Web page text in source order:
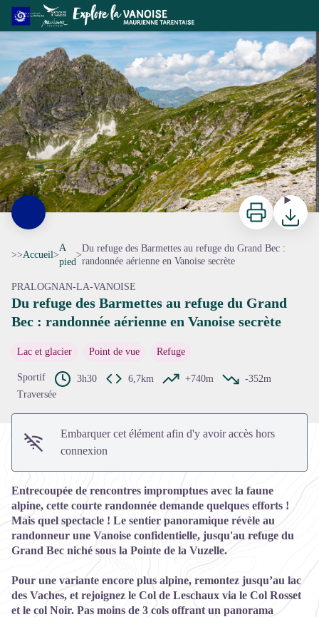
Vue vers le refuge du Grand Bec - Céline RUTTEN
Voir l'image en plein écran
Imprimer
>>Accueil>
A
pied
>
Du refuge des Barmettes au refuge du Grand Bec :
randonnée aérienne en Vanoise secrète
PRALOGNAN-LA-VANOISE
Du refuge des Barmettes au refuge du Grand
Bec : randonnée aérienne en Vanoise secrète
Lac et glacier Point de vue Refuge
Sportif 3h30 6,7km +740m
-352m
Traversée
Embarquer cet élément afin d'y avoir accès hors
connexion
Entrecoupée de rencontres impromptues avec la faune
alpine, cette courte randonnée demande quelques efforts !
Mais quel spectacle ! Le sentier panoramique révèle au
randonneur une Vanoise confidentielle, jusqu'au refuge du
Grand Bec niché sous la Pointe de la Vuzelle.
Pour une variante encore plus alpine, remontez jusqu’au lac
des Vaches, et rejoignez le Col de Leschaux via le Col Rosset
et le col Noir. Pas moins de 3 cols offrant un panorama